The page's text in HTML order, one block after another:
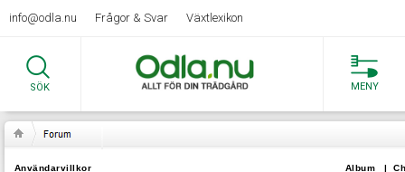
info@odla.nu Frågor & Svar Växtlexikon
SÖK MENY
Användarvillkor Album |